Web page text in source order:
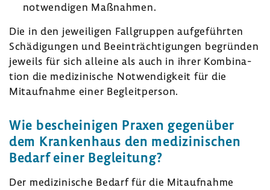
notwen­digen Maßnahmen.
Die in den jewei­ligen Fall­gruppen aufge­führten
Schä­di­gungen und Beein­träch­ti­gungen begründen
jeweils für sich alleine als auch in ihrer Kombi­na­
tion die medi­zi­ni­sche Notwen­dig­keit für die
Mitauf­nahme einer Begleit­person.
Wie beschei­nigen Praxen gegen­über
dem Kran­ken­haus den medi­zi­ni­schen
Bedarf einer Beglei­tung?
Der medi­zi­ni­sche Bedarf für die Mitauf­nahme